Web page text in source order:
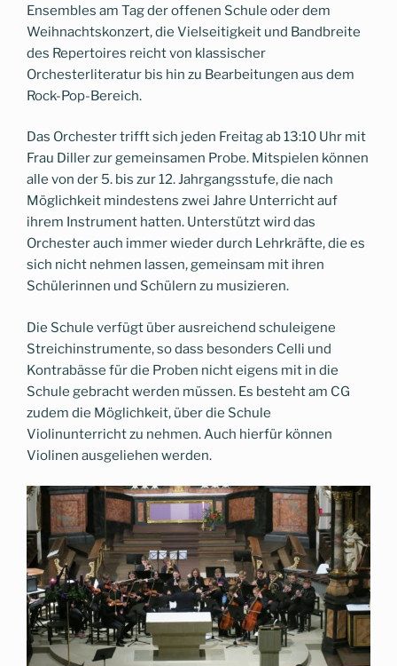
Ensembles am Tag der offenen Schule oder dem
Weihnachtskonzert, die Vielseitigkeit und Bandbreite
des Repertoires reicht von klassischer
Orchesterliteratur bis hin zu Bearbeitungen aus dem
Rock-Pop-Bereich.
Das Orchester trifft sich jeden Freitag ab 13:10 Uhr mit
Frau Diller zur gemeinsamen Probe. Mitspielen können
alle von der 5. bis zur 12. Jahrgangsstufe, die nach
Möglichkeit mindestens zwei Jahre Unterricht auf
ihrem Instrument hatten. Unterstützt wird das
Orchester auch immer wieder durch Lehrkräfte, die es
sich nicht nehmen lassen, gemeinsam mit ihren
Schülerinnen und Schülern zu musizieren.
Die Schule verfügt über ausreichend schuleigene
Streichinstrumente, so dass besonders Celli und
Kontrabässe für die Proben nicht eigens mit in die
Schule gebracht werden müssen. Es besteht am CG
zudem die Möglichkeit, über die Schule
Violinunterricht zu nehmen. Auch hierfür können
Violinen ausgeliehen werden.